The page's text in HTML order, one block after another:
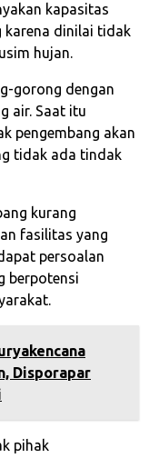
kapasitas
karena dinilai tidak
hujan.
gorong dengan
air. Saat itu
pengembang akan
tidak ada tindak
kurang
fasilitas yang
persoalan
berpotensi
Disporapar
pihak